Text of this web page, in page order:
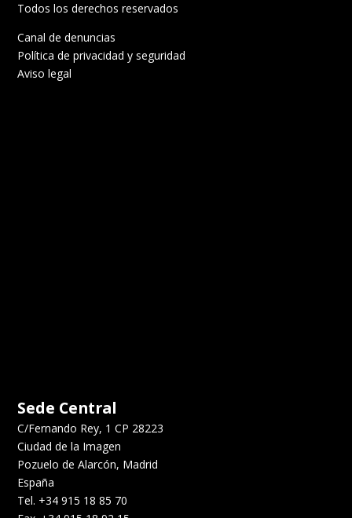
Todos los derechos reservados
Canal de denuncias
Política de privacidad y seguridad
Aviso legal
Sede Central
C/Fernando Rey, 1 CP 28223
Ciudad de la Imagen
Pozuelo de Alarcón, Madrid
España
Tel. +34 915 18 85 70